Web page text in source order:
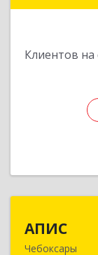
Клиентов
АПИС
Чебоксары